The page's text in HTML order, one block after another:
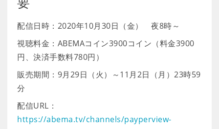
配信日時：2020年10月30日（金） 夜8時～
視聴料金：ABEMAコイン3900コイン（料金3900
円、決済手数料780円）
販売期間：9月29日（火）～11月2日（月）23時59
分
配信URL：
https://abema.tv/channels/payperview-